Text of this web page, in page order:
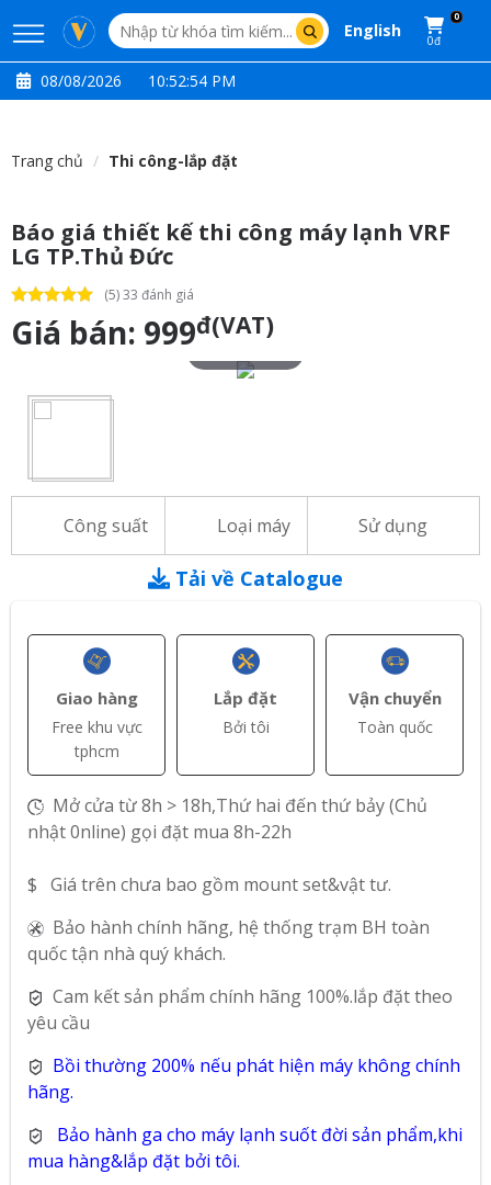
English
0
0đ
08/08/2026 10:52:55 PM
Trang chủ Thi công-lắp đặt
Báo giá thiết kế thi công máy lạnh VRF
LG TP.Thủ Đức
(5) 33 đánh giá
Giá bán: 999đ(VAT)
Công suất Loại máy Sử dụng
Tải về Catalogue
Giao hàng
Free khu vực
tphcm
Lắp đặt
Bởi tôi
Vận chuyển
Toàn quốc
Mở cửa từ 8h > 18h,Thứ hai đến thứ bảy (Chủ
nhật 0nline) gọi đặt mua 8h-22h
$ Giá trên chưa bao gồm mount set&vật tư.
Bảo hành chính hãng, hệ thống trạm BH toàn
quốc tận nhà quý khách.
Cam kết sản phẩm chính hãng 100%.lắp đặt theo
yêu cầu
Bồi thường 200% nếu phát hiện máy không chính
hãng.
Bảo hành ga cho máy lạnh suốt đời sản phẩm,khi
mua hàng&lắp đặt bởi tôi.